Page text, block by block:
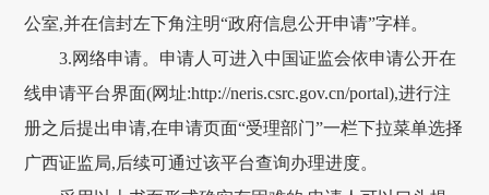
公室,并在信封左下角注明“政府信息公开申请”字样。
3.网络申请。申请人可进入中国证监会依申请公开在
线申请平台界面(网址:http://neris.csrc.gov.cn/portal),进行注
册之后提出申请,在申请页面“受理部门”一栏下拉菜单选择
广西证监局,后续可通过该平台查询办理进度。